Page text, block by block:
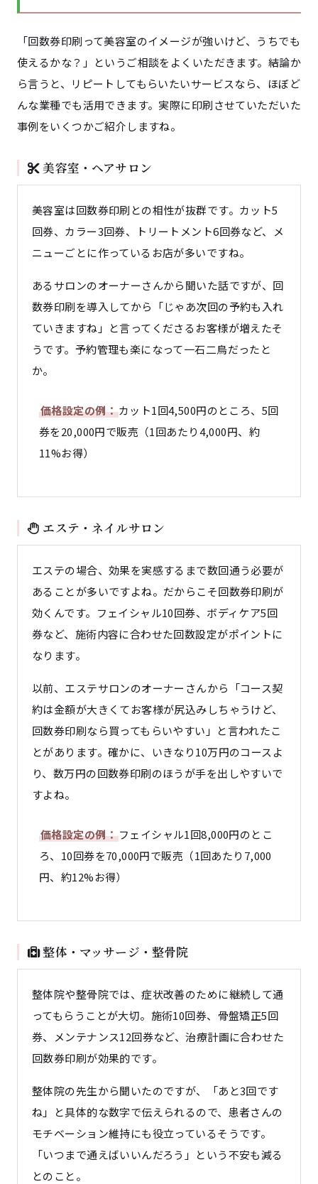
「回数券印刷って美容室のイメージが強いけど、うちでも
使えるかな？」というご相談をよくいただきます。結論か
ら言うと、リピートしてもらいたいサービスなら、ほぼど
んな業種でも活用できます。実際に印刷させていただいた
事例をいくつかご紹介しますね。
美容室・ヘアサロン
美容室は回数券印刷との相性が抜群です。カット5
回券、カラー3回券、トリートメント6回券など、メ
ニューごとに作っているお店が多いですね。
あるサロンのオーナーさんから聞いた話ですが、回
数券印刷を導入してから「じゃあ次回の予約も入れ
ていきますね」と言ってくださるお客様が増えたそ
うです。予約管理も楽になって一石二鳥だったと
か。
価格設定の例：カット1回4,500円のところ、5回
券を20,000円で販売（1回あたり4,000円、約
11%お得）
エステ・ネイルサロン
エステの場合、効果を実感するまで数回通う必要が
あることが多いですよね。だからこそ回数券印刷が
効くんです。フェイシャル10回券、ボディケア5回
券など、施術内容に合わせた回数設定がポイントに
なります。
以前、エステサロンのオーナーさんから「コース契
約は金額が大きくてお客様が尻込みしちゃうけど、
回数券印刷なら買ってもらいやすい」と言われたこ
とがあります。確かに、いきなり10万円のコースよ
り、数万円の回数券印刷のほうが手を出しやすいで
すよね。
価格設定の例：フェイシャル1回8,000円のとこ
ろ、10回券を70,000円で販売（1回あたり7,000
円、約12%お得）
整体・マッサージ・整骨院
整体院や整骨院では、症状改善のために継続して通
ってもらうことが大切。施術10回券、骨盤矯正5回
券、メンテナンス12回券など、治療計画に合わせた
回数券印刷が効果的です。
整体院の先生から聞いたのですが、「あと3回です
ね」と具体的な数字で伝えられるので、患者さんの
モチベーション維持にも役立っているそうです。
「いつまで通えばいいんだろう」という不安も減る
とのこと。